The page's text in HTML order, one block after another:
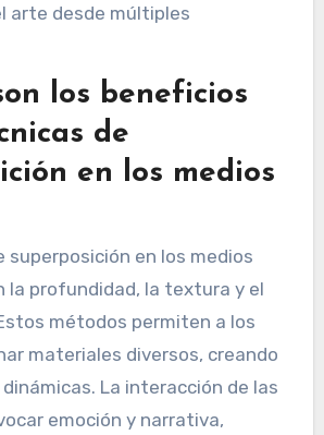
arte desde múltiples
los beneficios
de
en los medios
superposición en los medios
la profundidad, la textura y el
métodos permiten a los
materiales diversos, creando
La interacción de las
emoción y narrativa,